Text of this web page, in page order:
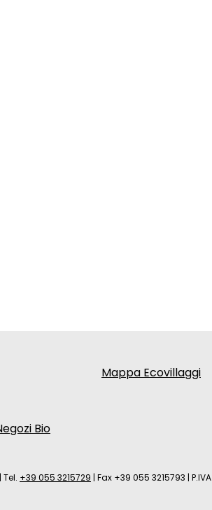
Bio
Mappa Ecovillaggi
| Tel. +39 055 3215729 | Fax +39 055 3215793 | P.IVA